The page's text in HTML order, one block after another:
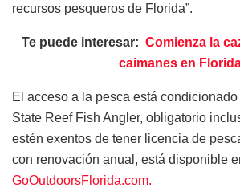
recursos pesqueros de Florida”.
Te puede interesar: Comienza la
caimanes en
El acceso a la pesca está
State Reef Fish Angler, obligatorio
estén exentos de tener licencia de
con renovación anual, está disponible
GoOutdoorsFlorida.com.